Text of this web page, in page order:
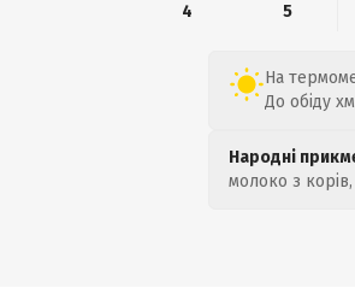
4
5
На
До обіду
Народні
молоко з